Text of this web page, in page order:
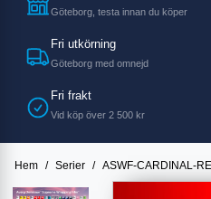
Göteborg, testa innan du köper
Fri utkörning
Göteborg med omnejd
Fri frakt
Vid köp över 2 500 kr
Hem / Serier / ASWF-CARDINAL-